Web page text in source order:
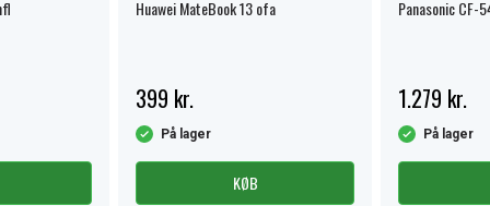
Huawei MateBook 13 ofa
399 kr.
På lager
KØB
Panasonic CF-
1.279 kr.
På lager